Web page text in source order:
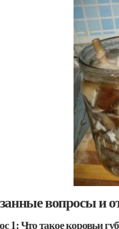
вопросы и
1: Что такое коровьи